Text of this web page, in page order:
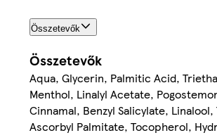
Összetevők
Összetevők
Aqua, Glycerin, Palmitic Acid,
Menthol, Linalyl Acetate,
Cinnamal, Benzyl Salicylate,
Ascorbyl Palmitate, Tocopherol,